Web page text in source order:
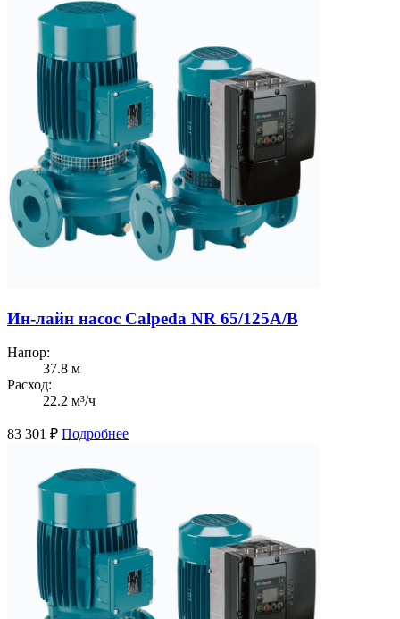
Ин-лайн насос Calpeda NR 65/125A/B
Напор:
37.8 м
Расход:
22.2 м³/ч
83 301 ₽ Подробнее